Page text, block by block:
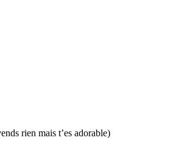
rien mais t’es adorable)